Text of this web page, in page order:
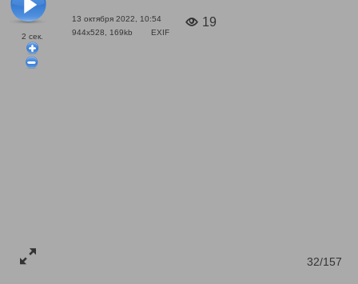
2 сек.
13 октября 2022, 10:54
944x528, 169kb
EXIF
19
32/157